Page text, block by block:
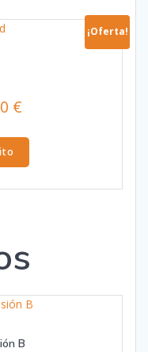
¡Oferta!
€.
€
es:
180,00 €.
B